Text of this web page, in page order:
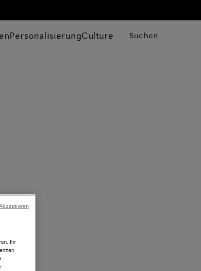
PersonalisierungCulture Suchen
Ihr